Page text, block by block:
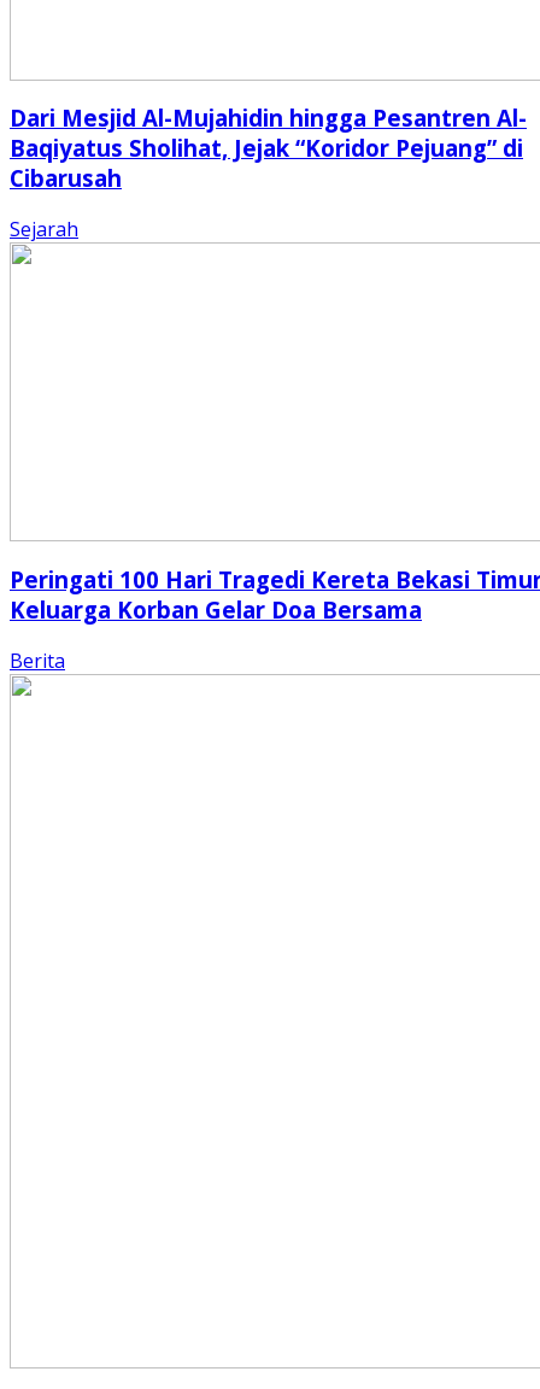
Dari Mesjid Al-Mujahidin hingga Pesantren Al-
Baqiyatus Sholihat, Jejak “Koridor Pejuang” di
Cibarusah
Sejarah
Peringati 100 Hari Tragedi Kereta Bekasi
Keluarga Korban Gelar Doa Bersama
Berita